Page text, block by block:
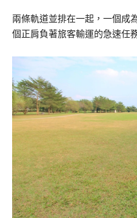
兩條軌道並排在一起，一個成
個正肩負著旅客輸運的急速任